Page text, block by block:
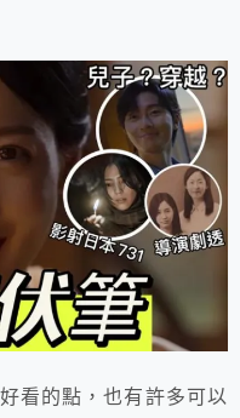
看的點，也有許多可以